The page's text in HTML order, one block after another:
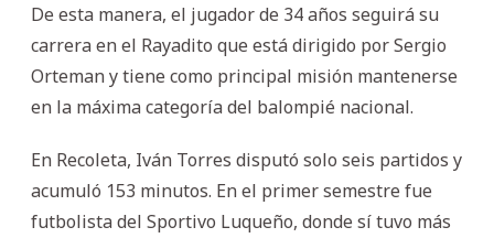
De esta manera, el jugador de 34 años seguirá su
carrera en el Rayadito que está dirigido por Sergio
Orteman y tiene como principal misión mantenerse
en la máxima categoría del balompié nacional.
En Recoleta, Iván Torres disputó solo seis partidos y
acumuló 153 minutos. En el primer semestre fue
futbolista del Sportivo Luqueño, donde sí tuvo más